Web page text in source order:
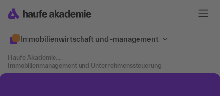
Immobilien­wirtschaft und -management
Haufe Akademie....
Immobilienmanagement und Unternehmenssteuerung